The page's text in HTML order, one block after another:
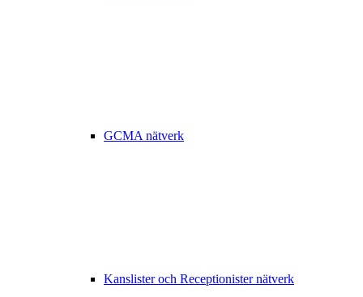
GCMA nätverk
Kanslister och Receptionister nätverk